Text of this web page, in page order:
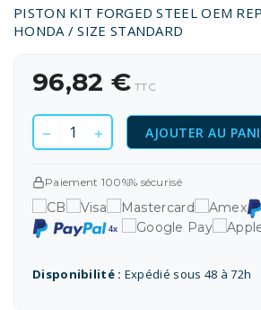
PISTON KIT FORGED STEEL OEM
HONDA / SIZE STANDARD
96,82 € TTC
AJOUTER AU
Paiement 100%% sécurisé
Disponibilité : Expédié sous 48 à 72h